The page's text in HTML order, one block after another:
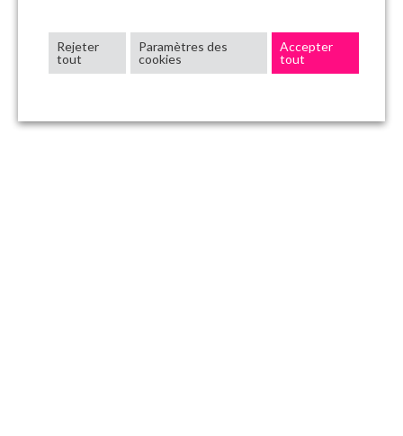
Rejeter
tout
Paramètres des
cookies
Accepter
tout